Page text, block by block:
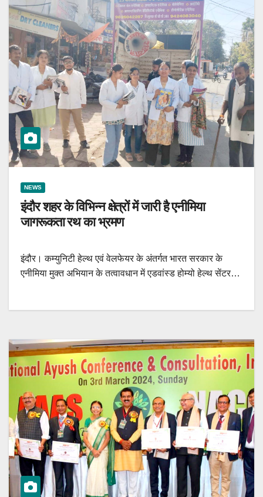
NEWS
इंदौर शहर के विभिन्न क्षेत्रों में जारी है एनीमिया
जागरूकता रथ का भ्रमण
इंदौर। कम्युनिटी हेल्थ एवं वेलफेयर के अंतर्गत भारत सरकार के
एनीमिया मुक्त अभियान के तत्वावधान में एडवांस्ड होम्यो हेल्थ सेंटर…